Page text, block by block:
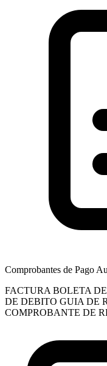
Comprobantes de Pago
FACTURA BOLETA
DE DEBITO GUIA DE
COMPROBANTE DE